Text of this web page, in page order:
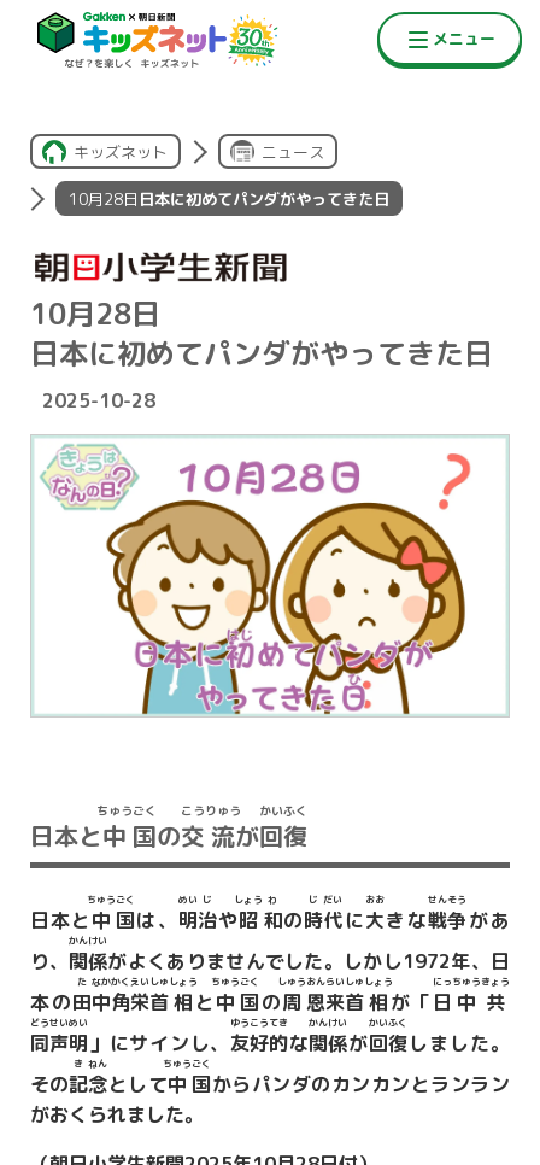
キッズネット ニュース
10月28日 日本に初めてパンダがやってきた日
10月28日
日本に初めてパンダがやってきた日
2025-10-28
日本と中
ちゅう
国
ごく
の交
こう
流
りゅう
が回
かい
復
ふく
日本と 中
ちゅう
国
ごく
は、 明
めい
治
じ
や昭
しょう
和
わ
の時
じ
代
だい
に大
おお
きな戦
せん
争
そう
があ
り、 関
かん
係
けい
がよくありませんでした。しかし1972年、日
本の田
た
中
なか
角
かく
栄
えい
首
しゅ
相
しょう
と 中
ちゅう
国
ごく
の周
しゅう
恩
おん
来
らい
首
しゅ
相
しょう
が「 日
にっ
中
ちゅう
共
きょう
同
どう
声
せい
明
めい
」にサインし、 友
ゆう
好
こう
的
てき
な関
かん
係
けい
が回
かい
復
ふく
しました。
その記
き
念
ねん
として中
ちゅう
国
ごく
からパンダのカンカンとランラン
がおくられました。